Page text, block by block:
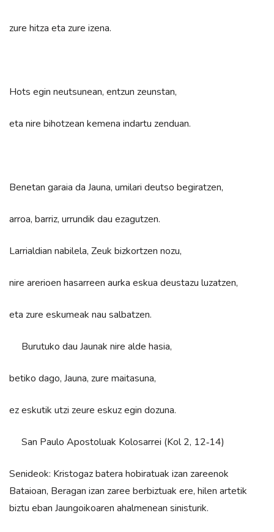
zure hitza eta zure izena.
Hots egin neutsunean, entzun zeunstan,
eta nire bihotzean kemena indartu zenduan.
Benetan garaia da Jauna, umilari deutso begiratzen,
arroa, barriz, urrundik dau ezagutzen.
Larrialdian nabilela, Zeuk bizkortzen nozu,
nire arerioen hasarreen aurka eskua deustazu luzatzen,
eta zure eskumeak nau salbatzen.
Burutuko dau Jaunak nire alde hasia,
betiko dago, Jauna, zure maitasuna,
ez eskutik utzi zeure eskuz egin dozuna.
San Paulo Apostoluak Kolosarrei (Kol 2, 12‑14)
Senideok: Kristogaz batera hobiratuak izan zareenok
Bataioan, Beragan izan zaree berbiztuak ere, hilen artetik
biztu eban Jaungoikoaren ahalmenean sinisturik.